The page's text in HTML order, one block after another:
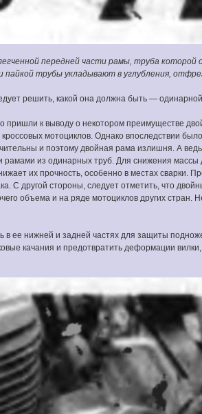
передней части рамы, труба которой
пайкой трубы укладывают в углубления,
решить, какой она должна быть —
пришли к выводу о некотором преимуществе
мотоциклов. Однако впоследствии
и поэтому двойная рама излишня. А
из одинарных труб. Для снижения массы
их прочность, особенно в местах сварки.
С другой стороны, следует отметить, что
объема и на ряде мотоциклов других
ее нижней и задней частях для защиты
качания и предотвратить деформации